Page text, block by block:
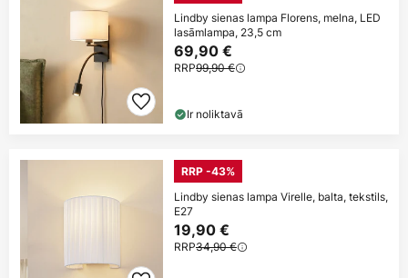
Lindby sienas lampa Florens, melna, LED
lasāmlampa, 23,5 cm
69,90 €
RRP99,90 €
Ir noliktavā
RRP -43%
Lindby sienas lampa Virelle, balta, tekstils,
E27
19,90 €
RRP34,90 €